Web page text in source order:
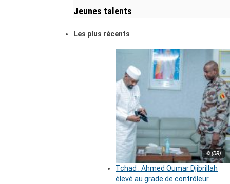
Jeunes talents
Les plus récents
© (DR)
Tchad : Ahmed Oumar Djibrillah
élevé au grade de contrôleur